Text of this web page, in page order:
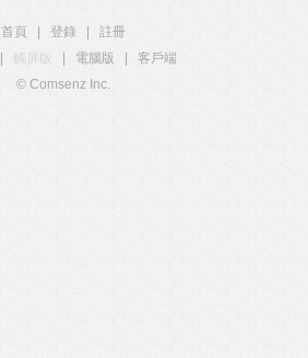
首頁 登錄
註冊
觸屏版 電腦版
客戶端
© Comsenz Inc.